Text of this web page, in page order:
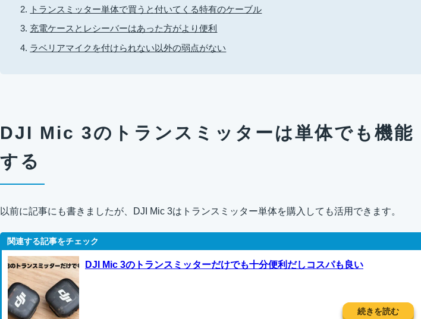
トランスミッター単体で買うと付いてくる特有のケーブル
充電ケースとレシーバーはあった方がより便利
ラベリアマイクを付けられない以外の弱点がない
DJI Mic 3のトランスミッターは単体でも機能
する
以前に記事にも書きましたが、DJI Mic 3はトランスミッター単体を購入しても活用できます。
DJI Mic 3のトランスミッターだけでも十分便利だしコスパも良い
続きを読む